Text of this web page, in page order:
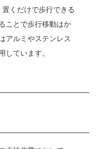
くだけで歩行できる
ことで歩行移動はか
アルミやステンレス
しています。